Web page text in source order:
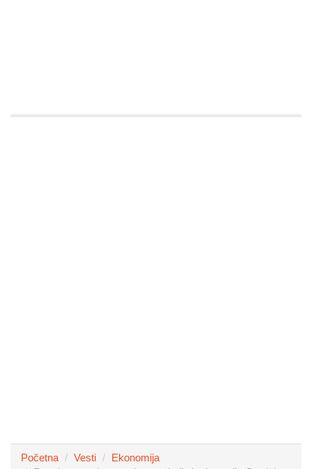
Početna Vesti
Ekonomija